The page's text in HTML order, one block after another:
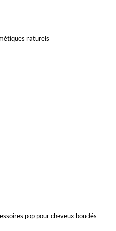
naturels
pop pour cheveux bouclés